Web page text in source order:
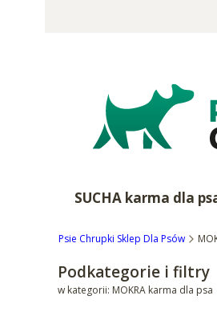
SUCHA karma dla
Psie Chrupki Sklep Dla Psów
Podkategorie i filtry
w kategorii: MOKRA karma dla psa